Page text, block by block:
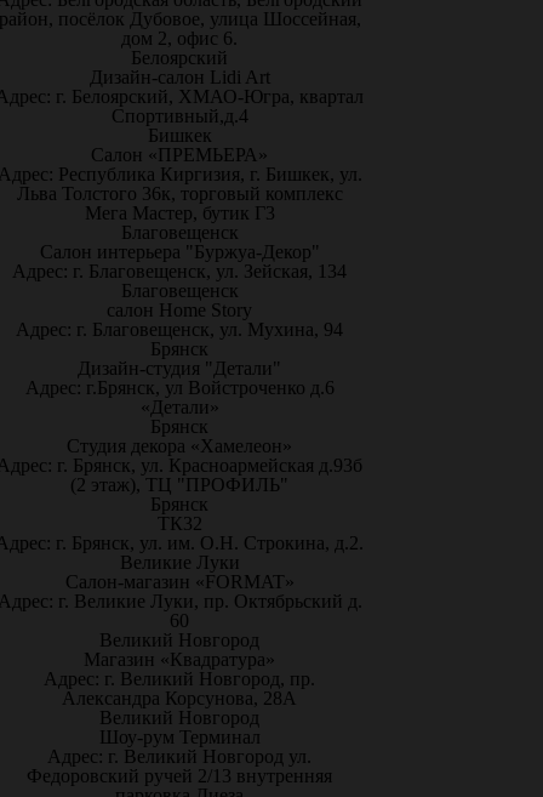
посёлок Дубовое, улица Шоссейная,
дом 2, офис 6.
Белоярский
Дизайн-салон Lidi Art
г. Белоярский, ХМАО-Югра, квартал
Спортивный,д.4
Бишкек
Салон «ПРЕМЬЕРА»
Республика Киргизия, г. Бишкек, ул.
Льва Толстого 36к, торговый комплекс
Мега Мастер, бутик Г3
Благовещенск
Салон интерьера "Буржуа-Декор"
Адрес: г. Благовещенск, ул. Зейская, 134
Благовещенск
салон Home Story
Адрес: г. Благовещенск, ул. Мухина, 94
Брянск
Дизайн-студия "Детали"
Адрес: г.Брянск, ул Войстроченко д.6
«Детали»
Брянск
Студия декора «Хамелеон»
г. Брянск, ул. Красноармейская д.93б
(2 этаж), ТЦ "ПРОФИЛЬ"
Брянск
ТК32
г. Брянск, ул. им. О.Н. Строкина, д.2.
Великие Луки
Салон-магазин «FORMAT»
г. Великие Луки, пр. Октябрьский д.
60
Великий Новгород
Магазин «Квадратура»
Адрес: г. Великий Новгород, пр.
Александра Корсунова, 28А
Великий Новгород
Шоу-рум Терминал
Адрес: г. Великий Новгород ул.
Федоровский ручей 2/13 внутренняя